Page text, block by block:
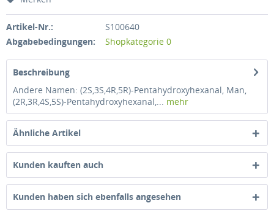
Artikel-Nr.:
S100640
Abgabebedingungen:
Shopkategorie 0
Beschreibung
Andere Namen: (2S,3S,4R,5R)-Pentahydroxyhexanal, Man,
(2R,3R,4S,5S)-Pentahydroxyhexanal,... mehr
Ähnliche Artikel
Kunden kauften auch
Kunden haben sich ebenfalls angesehen